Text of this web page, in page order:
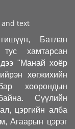
Батлан
хамтарсан
"Манай хоёр
хөгжихийн
хоорондын
Сүүлийн
цэргийн алба
Агаарын цэрэг